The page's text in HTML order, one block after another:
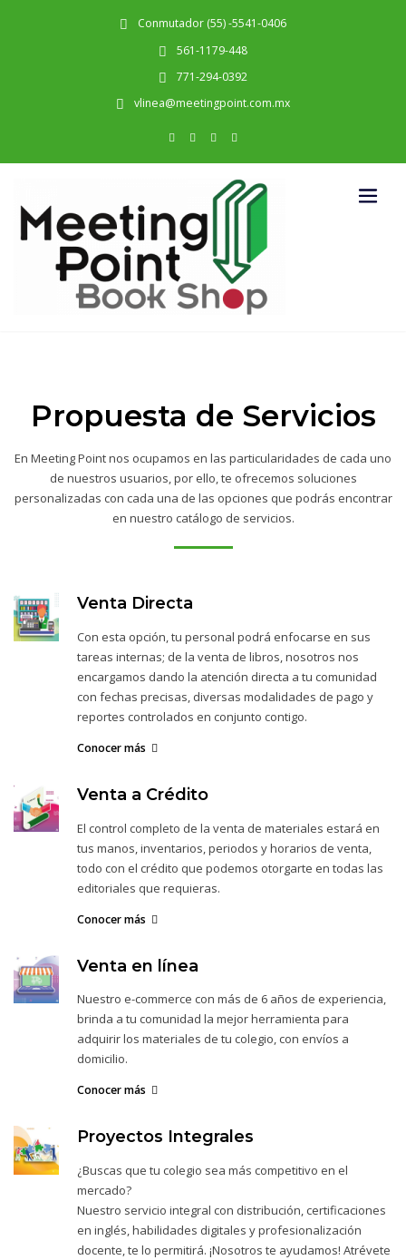
Conmutador (55) -5541-0406
561-1179-448
771-294-0392
vlinea@meetingpoint.com.mx
Propuesta de Servicios
En Meeting Point nos ocupamos en las particularidades de cada uno
de nuestros usuarios, por ello, te ofrecemos soluciones
personalizadas con cada una de las opciones que podrás encontrar
en nuestro catálogo de servicios.
Venta Directa
Con esta opción, tu personal podrá enfocarse en sus
tareas internas; de la venta de libros, nosotros nos
encargamos dando la atención directa a tu comunidad
con fechas precisas, diversas modalidades de pago y
reportes controlados en conjunto contigo.
Conocer más
Venta a Crédito
El control completo de la venta de materiales estará en
tus manos, inventarios, periodos y horarios de venta,
todo con el crédito que podemos otorgarte en todas las
editoriales que requieras.
Conocer más
Venta en línea
Nuestro e-commerce con más de 6 años de experiencia,
brinda a tu comunidad la mejor herramienta para
adquirir los materiales de tu colegio, con envíos a
domicilio.
Conocer más
Proyectos Integrales
¿Buscas que tu colegio sea más competitivo en el
mercado?
Nuestro servicio integral con distribución, certificaciones
en inglés, habilidades digitales y profesionalización
docente, te lo permitirá. ¡Nosotros te ayudamos! Atrévete